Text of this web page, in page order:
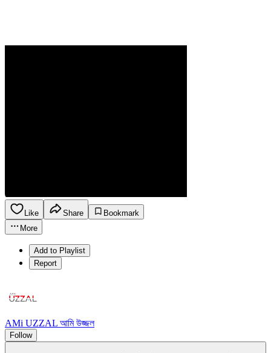
Like Share
Bookmark
More
Add to Playlist
Report
AMi UZZAL আমি উজ্জল
Follow